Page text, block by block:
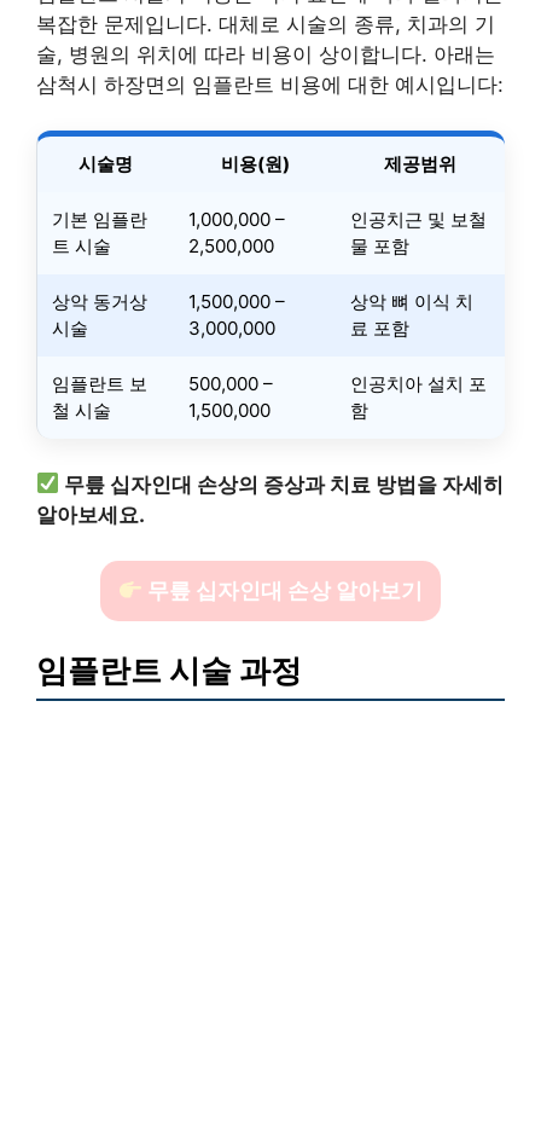
복잡한 문제입니다. 대체로 시술의 종류, 치과의 기
술, 병원의 위치에 따라 비용이 상이합니다. 아래는
삼척시 하장면의 임플란트 비용에 대한 예시입니다:
시술명 비용(원) 제공범위
기본 임플란
트 시술
1,000,000 –
2,500,000
인공치근 및 보철
물 포함
상악 동거상
시술
1,500,000 –
3,000,000
상악 뼈 이식 치
료 포함
임플란트 보
철 시술
500,000 –
1,500,000
인공치아 설치 포
함
무릎 십자인대 손상의 증상과 치료 방법을 자세히
알아보세요.
무릎 십자인대 손상 알아보기
임플란트 시술 과정